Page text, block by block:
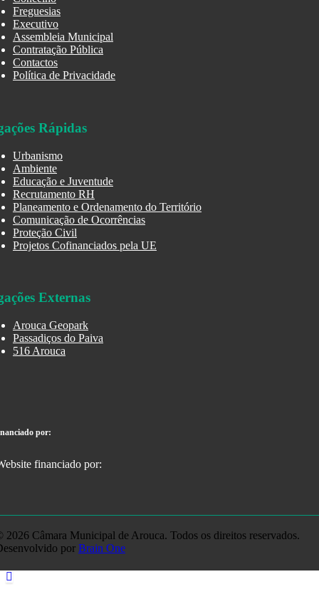
Freguesias
Executivo
Assembleia Municipal
Contratação Pública
Contactos
Política de Privacidade
Rápidas
Urbanismo
Ambiente
Educação e Juventude
Recrutamento RH
Planeamento e Ordenamento do Território
Comunicação de Ocorrências
Proteção Civil
Projetos Cofinanciados pela UE
Externas
Arouca Geopark
Passadiços do Paiva
516 Arouca
por:
2026 Câmara Municipal de Arouca. Todos os direitos reservados.
por Brain One